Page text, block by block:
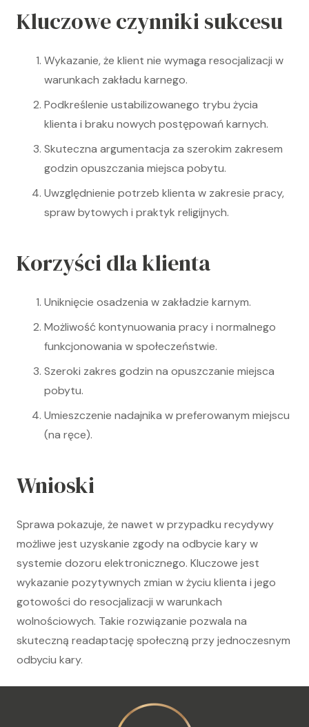
Kluczowe czynniki sukcesu
Wykazanie, że klient nie wymaga resocjalizacji w
warunkach zakładu karnego.
Podkreślenie ustabilizowanego trybu życia
klienta i braku nowych postępowań karnych.
Skuteczna argumentacja za szerokim zakresem
godzin opuszczania miejsca pobytu.
Uwzględnienie potrzeb klienta w zakresie pracy,
spraw bytowych i praktyk religijnych.
Korzyści dla klienta
Uniknięcie osadzenia w zakładzie karnym.
Możliwość kontynuowania pracy i normalnego
funkcjonowania w społeczeństwie.
Szeroki zakres godzin na opuszczanie miejsca
pobytu.
Umieszczenie nadajnika w preferowanym miejscu
(na ręce).
Wnioski
Sprawa pokazuje, że nawet w przypadku recydywy
możliwe jest uzyskanie zgody na odbycie kary w
systemie dozoru elektronicznego. Kluczowe jest
wykazanie pozytywnych zmian w życiu klienta i jego
gotowości do resocjalizacji w warunkach
wolnościowych. Takie rozwiązanie pozwala na
skuteczną readaptację społeczną przy jednoczesnym
odbyciu kary.